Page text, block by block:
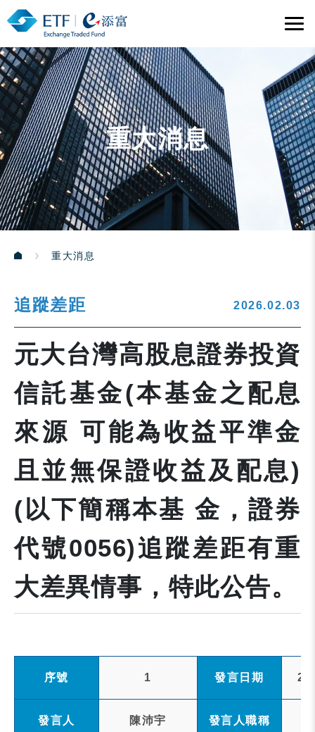
重大消息
重大消息
追蹤差距 2026.02.03
元大台灣高股息證券投資
信託基金(本基金之配息
來源 可能為收益平準金
且並無保證收益及配息)
(以下簡稱本基 金，證券
代號0056)追蹤差距有重
大差異情事，特此公告。
序號 1 發言日期
發言人 陳沛宇 發言人職稱